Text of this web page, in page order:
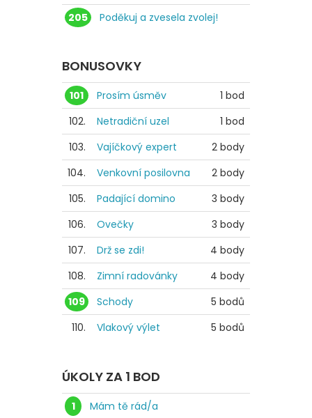
205
Poděkuj a zvesela zvolej!
BONUSOVKY
101 Prosím úsměv
1 bod
102.
Netradiční uzel
1 bod
103.
Vajíčkový expert
2 body
104.
Venkovní posilovna
2 body
105.
Padající domino
3 body
106.
Ovečky
3 body
107.
Drž se zdi!
4 body
108.
Zimní radovánky
4 body
109
Schody
5 bodů
110.
Vlakový výlet 5 bodů
ÚKOLY ZA 1 BOD
1
Mám tě rád/a